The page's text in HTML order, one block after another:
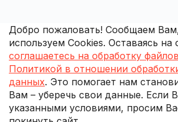
Добро пожаловать! Сообщаем
используем Cookies. Оставаясь на
соглашаетесь на обработку
Политикой в отношении
данных. Это помогает нам
Вам – уберечь свои данные. Если
указанными условиями, просим